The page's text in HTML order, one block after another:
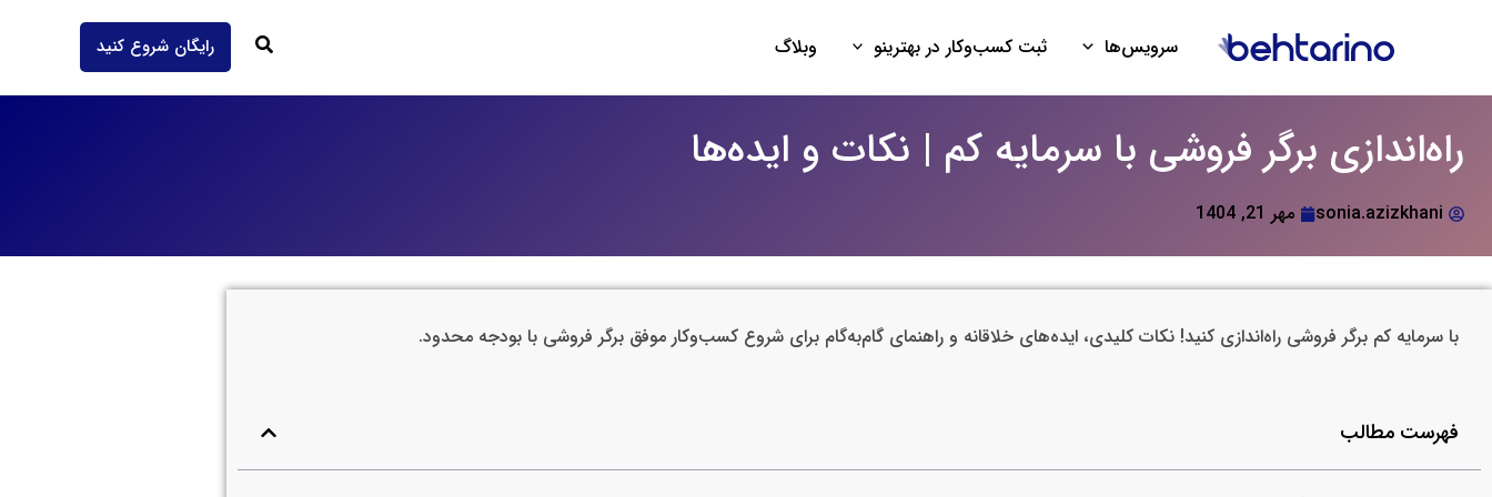
سرویس‌ها ثبت کسب‌وکار در بهترینو وبلاگ جستجورایگان شروع کنید
راه‌اندازی برگر فروشی با سرمایه کم | نکات و ایده‌ها
sonia.azizkhani مهر 21, 1404
با سرمایه کم برگر فروشی راه‌اندازی کنید! نکات کلیدی، ایده‌های خلاقانه و راهنمای گام‌به‌گام برای شروع کسب‌وکار موفق برگر فروشی با بودجه محدود.
فهرست مطالب